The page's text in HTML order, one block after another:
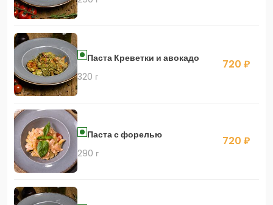
Паста Креветки и авокадо
320 г
720 ₽
Паста с форелью
290 г
720 ₽